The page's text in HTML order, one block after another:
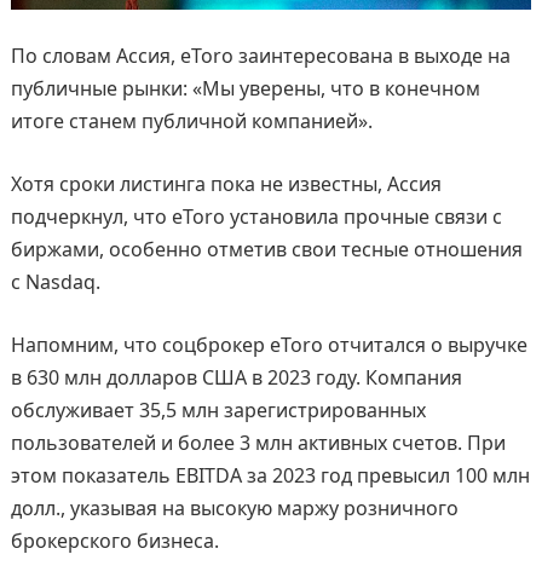
По словам Ассия, eToro заинтересована в выходе на
публичные рынки: «Мы уверены, что в конечном
итоге станем публичной компанией».
Хотя сроки листинга пока не известны, Ассия
подчеркнул, что eToro установила прочные связи с
биржами, особенно отметив свои тесные отношения
с Nasdaq.
Напомним, что соцброкер eToro отчитался о выручке
в 630 млн долларов США в 2023 году. Компания
обслуживает 35,5 млн зарегистрированных
пользователей и более 3 млн активных счетов. При
этом показатель EBITDA за 2023 год превысил 100 млн
долл., указывая на высокую маржу розничного
брокерского бизнеса.